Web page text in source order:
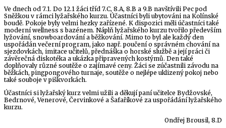
s
názvem
Lyžařský
kurz
Kolínská
bouda
Ve dnech od 7.1. Do 12.1 žáci tříd 7.C, 8.A, 8.B a 9.B navštívili Pec pod
Sněžkou v rámci lyžařského kurzu. Účastníci byli ubytováni na Kolínské
boudě. Pokoje byly velmi hezky zařízené. K dispozici měli účastníci také
moderní wellness s bazénem. Náplň lyžařského kurzu tvořilo především
lyžování, snowboardování a běžkování. Mimo to byl ale každý den
uspořádán večerní program, jako např. poučení o správném chování na
sjezdovkách, imitace učitelů, přednáška o horské službě a její práci či
závěrečná diskotéka a ukázka připravených kostýmů. Den také
doplňovaly různé soutěže o zajímavé ceny. Žáci se zúčastnili závodu na
běžkách, pingpongového turnaje, soutěže o nejlépe uklizený pokoj nebo
také souboje v piškvorkách.
Účastníci si lyžařský kurz velmi užili a děkují paní učitelce Bydžovské,
Bedrnové, Venerové, Červinkové a Šafaříkové za uspořádání lyžařského
kurzu.
Ondřej Brousil, 8.D